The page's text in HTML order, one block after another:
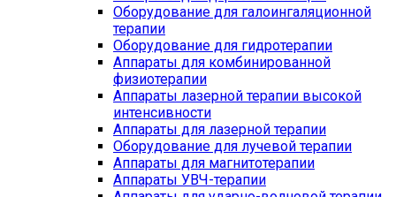
Оборудование для галоингаляционной
терапии
Оборудование для гидротерапии
Аппараты для комбинированной
физиотерапии
Аппараты лазерной терапии высокой
интенсивности
Аппараты для лазерной терапии
Оборудование для лучевой терапии
Аппараты для магнитотерапии
Аппараты УВЧ-терапии